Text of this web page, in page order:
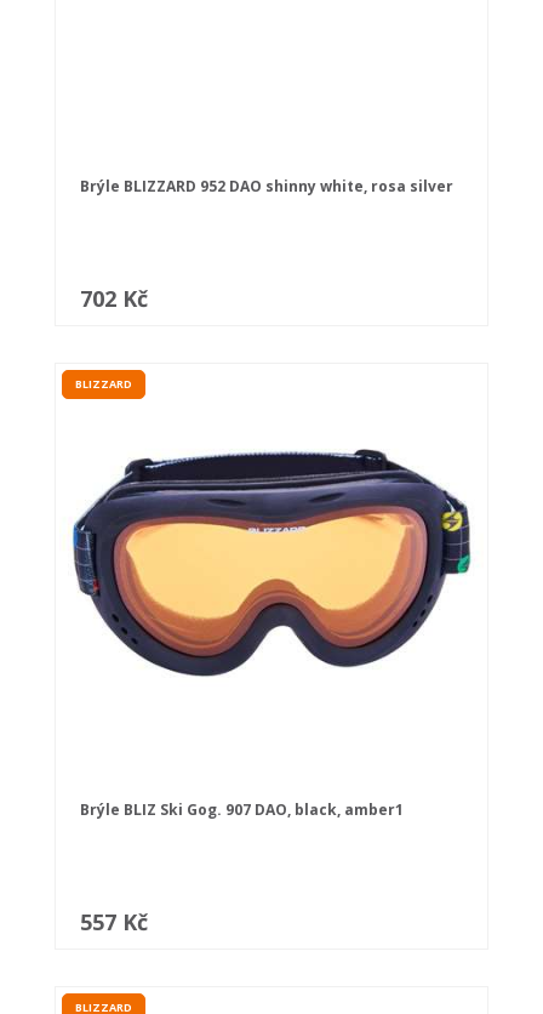
Brýle BLIZZARD 952 DAO shinny white, rosa silver
702 Kč
BLIZZARD
Brýle BLIZ Ski Gog. 907 DAO, black, amber1
557 Kč
BLIZZARD